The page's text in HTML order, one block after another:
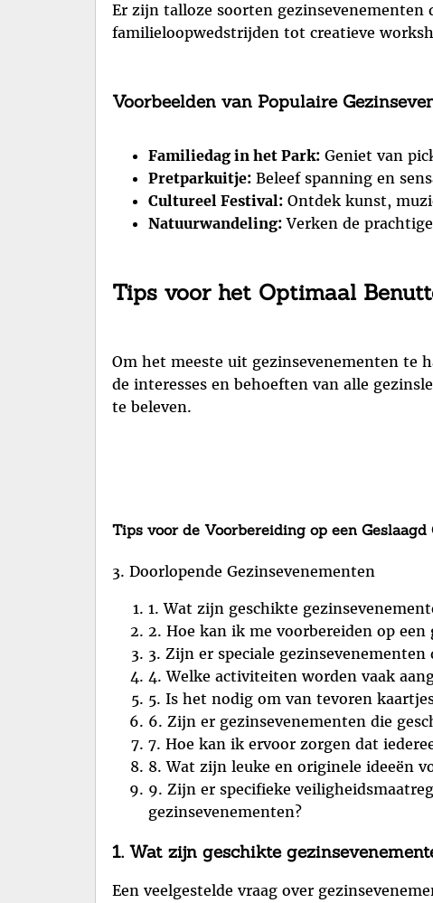
Er zijn talloze soorten
familieloopwedstrijden tot creatieve
Voorbeelden van Populaire
Familiedag in het Park: Geniet van
Pretparkuitje: Beleef spanning en
Cultureel Festival: Ontdek kunst,
Natuurwandeling: Verken de
Tips voor het Optimaal
Om het meeste uit gezinsevenementen te
de interesses en behoeften van alle
te beleven.
Tips voor de Voorbereiding op een Geslaagd
3. Doorlopende Gezinsevenementen
1. Wat zijn geschikte
2. Hoe kan ik me voorbereiden op
3. Zijn er speciale
4. Welke activiteiten worden vaak
5. Is het nodig om van tevoren
6. Zijn er gezinsevenementen die
7. Hoe kan ik ervoor zorgen dat
8. Wat zijn leuke en originele ideeën
9. Zijn er specifieke
gezinsevenementen?
1. Wat zijn geschikte
Een veelgestelde vraag over